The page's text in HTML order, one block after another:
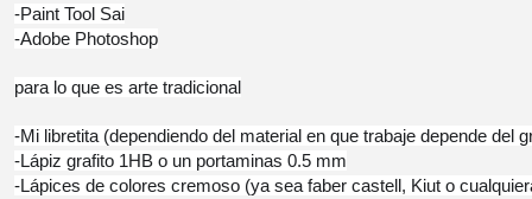
-Paint Tool Sai
-Adobe Photoshop
para lo que es arte tradicional
-Mi libretita (dependiendo del material en que trabaje depende del
-Lápiz grafito 1HB o un portaminas 0.5 mm
-Lápices de colores cremoso (ya sea faber castell, Kiut o